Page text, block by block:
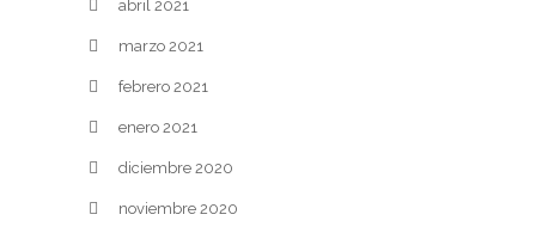
abril 2021
marzo 2021
febrero 2021
enero 2021
diciembre 2020
noviembre 2020